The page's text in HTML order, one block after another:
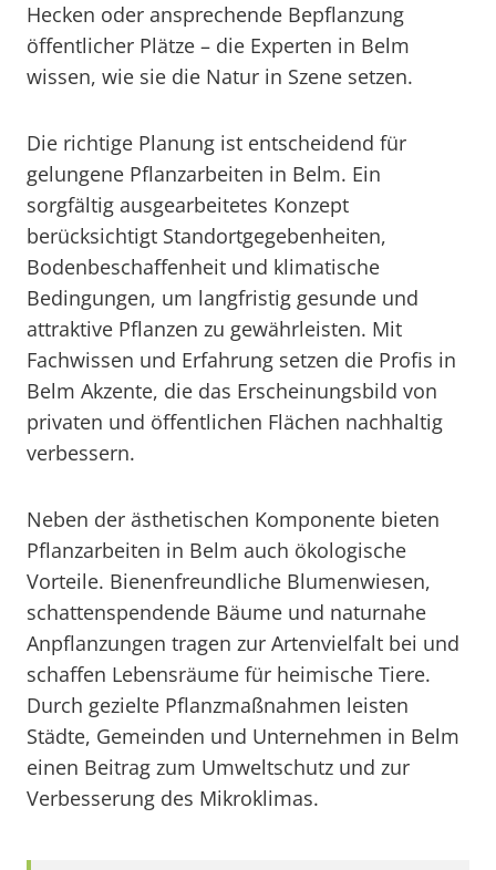
Hecken oder ansprechende Bepflanzung
öffentlicher Plätze – die Experten in Belm
wissen, wie sie die Natur in Szene setzen.
Die richtige Planung ist entscheidend für
gelungene Pflanzarbeiten in Belm. Ein
sorgfältig ausgearbeitetes Konzept
berücksichtigt Standortgegebenheiten,
Bodenbeschaffenheit und klimatische
Bedingungen, um langfristig gesunde und
attraktive Pflanzen zu gewährleisten. Mit
Fachwissen und Erfahrung setzen die Profis in
Belm Akzente, die das Erscheinungsbild von
privaten und öffentlichen Flächen nachhaltig
verbessern.
Neben der ästhetischen Komponente bieten
Pflanzarbeiten in Belm auch ökologische
Vorteile. Bienenfreundliche Blumenwiesen,
schattenspendende Bäume und naturnahe
Anpflanzungen tragen zur Artenvielfalt bei und
schaffen Lebensräume für heimische Tiere.
Durch gezielte Pflanzmaßnahmen leisten
Städte, Gemeinden und Unternehmen in Belm
einen Beitrag zum Umweltschutz und zur
Verbesserung des Mikroklimas.